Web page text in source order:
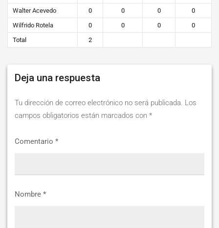
Walter Acevedo
0 0 0
0
Wilfrido Rotela
0 0 0
0
Total
2
Deja una respuesta
Tu dirección de correo electrónico no será publicada. Los
campos obligatorios están marcados con *
Comentario *
Nombre *